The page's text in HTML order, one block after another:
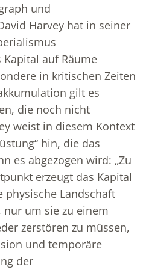
und
Harvey hat in seiner
auf Räume
in kritischen Zeiten
gilt es
die noch nicht
weist in diesem Kontext
hin, die das
es abgezogen wird: „Zu
erzeugt das Kapital
physische Landschaft
nur um sie zu einem
zerstören zu müssen,
und temporäre
der